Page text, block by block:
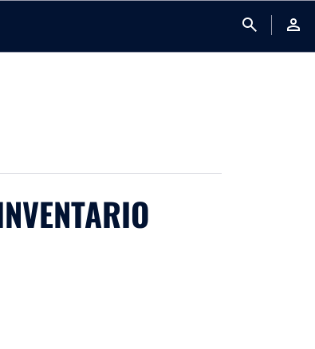
search person